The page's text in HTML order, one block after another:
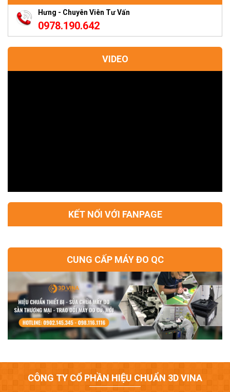
Hưng - Chuyên Viên Tư Vấn
0978.190.642
VIDEO
KẾT NỐI VỚI FANPAGE
CUNG CẤP MÁY ĐO QC
CÔNG TY CỔ PHẦN HIỆU CHUẨN 3D VINA